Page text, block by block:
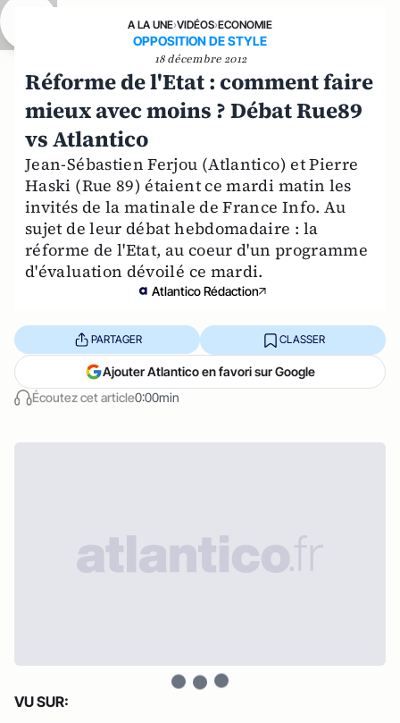
A LA UNE›VIDÉOS›ECONOMIE
OPPOSITION DE STYLE
18 décembre 2012
Réforme de l'Etat : comment faire
mieux avec moins ? Débat Rue89
vs Atlantico
Jean-Sébastien Ferjou (Atlantico) et Pierre
Haski (Rue 89) étaient ce mardi matin les
invités de la matinale de France Info. Au
sujet de leur débat hebdomadaire : la
réforme de l'Etat, au coeur d'un programme
d'évaluation dévoilé ce mardi.
Atlantico Rédaction
Écoutez cet article0:00min
PARTAGER CLASSER
Ajouter Atlantico en favori sur Google
VU SUR: